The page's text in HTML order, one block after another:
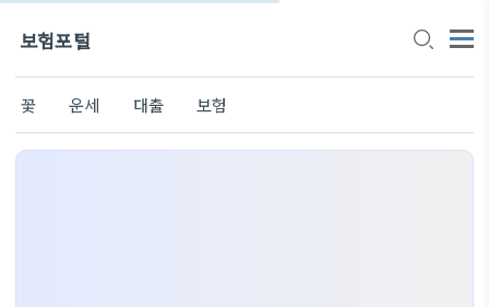
보험포털
꽃 운세 대출 보험